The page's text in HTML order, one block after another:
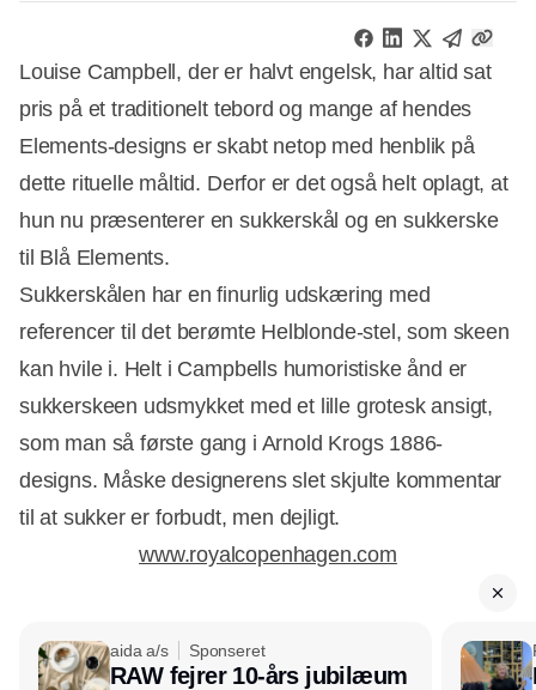
Louise Campbell, der er halvt engelsk, har altid sat
pris på et traditionelt tebord og mange af hendes
Elements-designs er skabt netop med henblik på
dette rituelle måltid. Derfor er det også helt oplagt, at
hun nu præsenterer en sukkerskål og en sukkerske
til Blå Elements.
Sukkerskålen har en finurlig udskæring med
referencer til det berømte Helblonde-stel, som skeen
kan hvile i. Helt i Campbells humoristiske ånd er
sukkerskeen udsmykket med et lille grotesk ansigt,
som man så første gang i Arnold Krogs 1886-
designs. Måske designerens slet skjulte kommentar
til at sukker er forbudt, men dejligt.
www.royalcopenhagen.com
aida a/s Sponseret
RAW fejrer 10-års jubilæum